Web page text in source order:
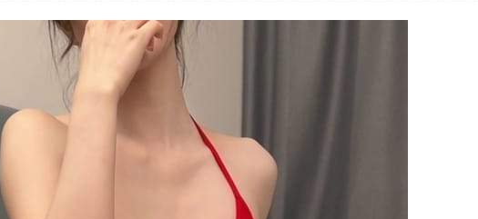
[Xiuren秀人网]2023.05.04 NO.6674 陆萱萱[81+1P／740MB]
[Xiuren秀人网]2022.10.17 NO.5717 小泡芙[43+1P／346MB]
Dan Hana – SAINT Photolife – Special – VOL.01[70P-355MB]